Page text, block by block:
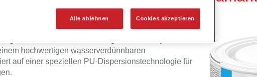
hochwertigen wasserverdünnbaren
auf einer speziellen PU-Dispersionstechnologie für
Alle ablehnen Cookies akzeptieren